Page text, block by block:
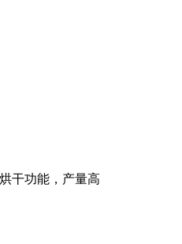
干功能，产量高